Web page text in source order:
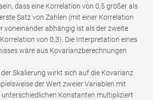
dass eine Korrelation von 0,5 größer als
Satz von Zahlen (mit einer Korrelation
voneinander abhängig ist als der zweite
von 0,3). Die Interpretation eines
wäre aus Kovarianzberechnungen
Skalierung wirkt sich auf die Kovarianz
der Wert zweier Variablen mit
unterschiedlichen Konstanten multipliziert